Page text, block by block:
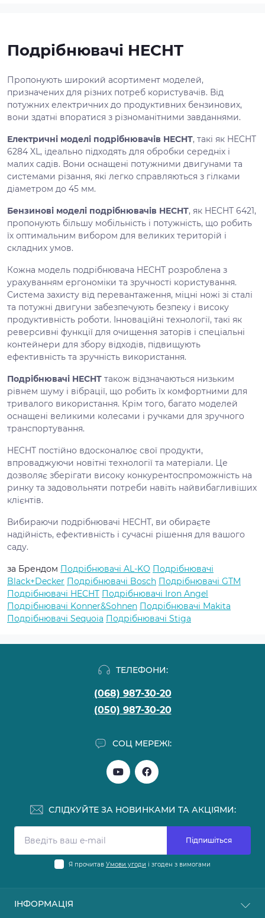
Подрібнювачі HECHT
Пропонують широкий асортимент моделей,
призначених для різних потреб користувачів. Від
потужних електричних до продуктивних бензинових,
вони здатні впоратися з різноманітними завданнями.
Електричні моделі подрібнювачів HECHT, такі як HECHT
6284 XL, ідеально підходять для обробки середніх і
малих садів. Вони оснащені потужними двигунами та
системами різання, які легко справляються з гілками
діаметром до 45 мм.
Бензинові моделі подрібнювачів HECHT, як HECHT 6421,
пропонують більшу мобільність і потужність, що робить
їх оптимальним вибором для великих територій і
складних умов.
Кожна модель подрібнювача HECHT розроблена з
урахуванням ергономіки та зручності користування.
Система захисту від перевантаження, міцні ножі зі сталі
та потужні двигуни забезпечують безпеку і високу
продуктивність роботи. Інноваційні технології, такі як
реверсивні функції для очищення заторів і спеціальні
контейнери для збору відходів, підвищують
ефективність та зручність використання.
Подрібнювачі HECHT також відзначаються низьким
рівнем шуму і вібрації, що робить їх комфортними для
тривалого використання. Крім того, багато моделей
оснащені великими колесами і ручками для зручного
транспортування.
HECHT постійно вдосконалює свої продукти,
впроваджуючи новітні технології та матеріали. Це
дозволяє зберігати високу конкурентоспроможність на
ринку та задовольняти потреби навіть найвибагливіших
клієнтів.
Вибираючи подрібнювачі HECHT, ви обираєте
надійність, ефективність і сучасні рішення для вашого
саду.
за Брендом Подрібнювачі AL-KO Подрібнювачі
Black+Decker Подрібнювачі Bosch Подрібнювачі GTM
Подрібнювачі HECHT Подрібнювачі Iron Angel
Подрібнювачі Konner&Sohnen Подрібнювачі Makita
Подрібнювачі Sequoia Подрібнювачі Stiga
ТЕЛЕФОНИ:
(068) 987-30-20
(050) 987-30-20
СОЦ МЕРЕЖІ:
СЛІДКУЙТЕ ЗА НОВИНКАМИ ТА АКЦІЯМИ:
Підпишіться
Я прочитав Умови угоди і згоден з вимогами
ІНФОРМАЦІЯ